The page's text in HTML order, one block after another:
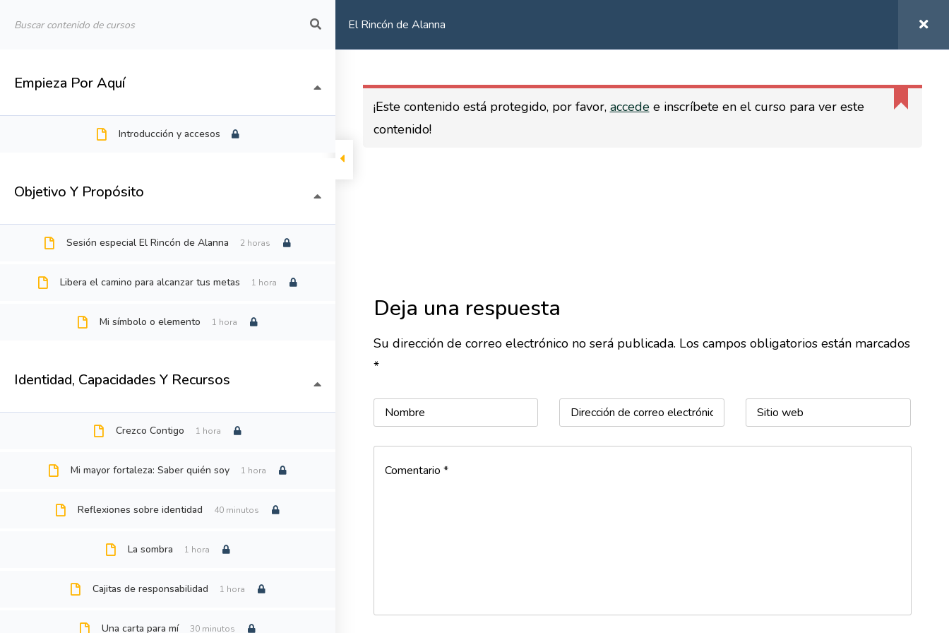
COACHING FAMILIAR
El Rincón de Alanna
Empieza Por Aquí
Introducción y accesos
Objetivo Y Propósito
Sesión especial El Rincón de Alanna 2 horas
Libera el camino para alcanzar tus metas 1 hora
Mi símbolo o elemento 1 hora
Identidad, Capacidades Y Recursos
Crezco Contigo 1 hora
Mi mayor fortaleza: Saber quién soy 1 hora
Reflexiones sobre identidad 40 minutos
La sombra 1 hora
Cajitas de responsabilidad 1 hora
Una carta para mí 30 minutos
¡Este contenido está protegido, por favor, accede e inscríbete en el curso para ver este
contenido!
Deja una respuesta
Su dirección de correo electrónico no será publicada. Los campos obligatorios están marcados
*
COACHING FAMILIAR
TOC TOC, ¿QUIÉN HAY AHÍ?